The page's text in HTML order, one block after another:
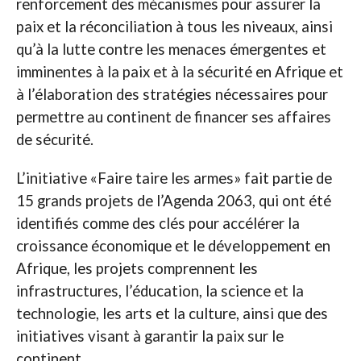
renforcement des mécanismes pour assurer la
paix et la réconciliation à tous les niveaux, ainsi
qu’à la lutte contre les menaces émergentes et
imminentes à la paix et à la sécurité en Afrique et
à l’élaboration des stratégies nécessaires pour
permettre au continent de financer ses affaires
de sécurité.
L’initiative «Faire taire les armes» fait partie de
15 grands projets de l’Agenda 2063, qui ont été
identifiés comme des clés pour accélérer la
croissance économique et le développement en
Afrique, les projets comprennent les
infrastructures, l’éducation, la science et la
technologie, les arts et la culture, ainsi que des
initiatives visant à garantir la paix sur le